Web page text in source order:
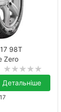
98T
Zero
Детальніше